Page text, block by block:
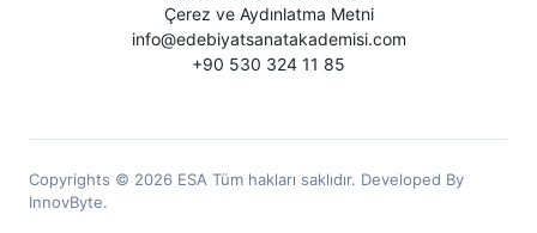
Çerez ve Aydınlatma Metni
info@edebiyatsanatakademisi.com
+90 530 324 11 85
Copyrights © 2026 ESA Tüm hakları saklıdır. Developed By
InnovByte.